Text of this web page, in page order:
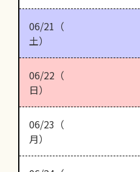
06/21（
土）
06/22（
日）
06/23（
月）